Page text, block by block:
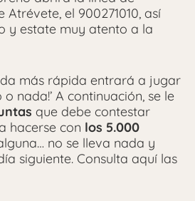
el 900271010, así
y estate muy atento a la
más rápida entrará a jugar
o nada!’ A continuación, se le
que debe contestar
hacerse con los 5.000
no se lleva nada y
siguiente. Consulta aquí las